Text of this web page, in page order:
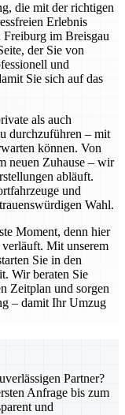
die mit der richtigen
Erlebnis
im Breisgau
der Sie von
und
Sie sich auf das
als auch
durchzuführen – mit
können. Von
neuen Zuhause – wir
abläuft.
und
Wahl.
Moment, denn hier
verläuft. Mit unserem
Sie in den
Wir beraten Sie
Zeitplan und sorgen
– damit Ihr Umzug
Partner?
Anfrage bis zum
und